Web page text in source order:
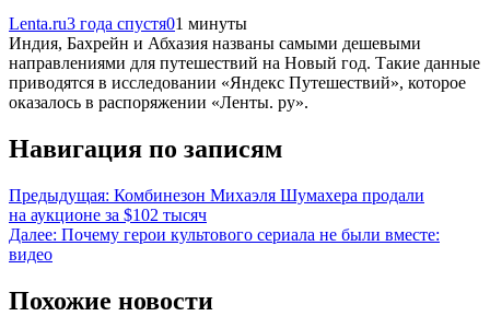
Lenta.ru3 года спустя01 минуты
Индия, Бахрейн и Абхазия названы самыми дешевыми
направлениями для путешествий на Новый год. Такие данные
приводятся в исследовании «Яндекс Путешествий», которое
оказалось в распоряжении «Ленты. ру».
Навигация по записям
Предыдущая: Комбинезон Михаэля Шумахера продали
на аукционе за $102 тысяч
Далее: Почему герои культового сериала не были вместе:
видео
Похожие новости